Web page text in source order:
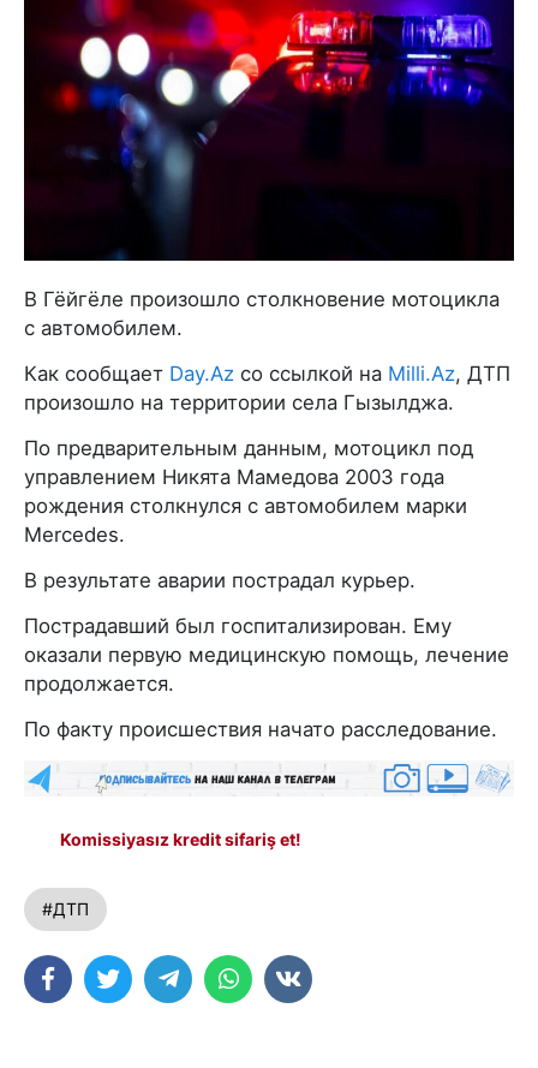
В Гёйгёле произошло столкновение мотоцикла
с автомобилем.
Как сообщает Day.Az со ссылкой на Milli.Az, ДТП
произошло на территории села Гызылджа.
По предварительным данным, мотоцикл под
управлением Никята Мамедова 2003 года
рождения столкнулся с автомобилем марки
Mercedes.
В результате аварии пострадал курьер.
Пострадавший был госпитализирован. Ему
оказали первую медицинскую помощь, лечение
продолжается.
По факту происшествия начато расследование.
Komissiyasız kredit sifariş et!
#ДТП